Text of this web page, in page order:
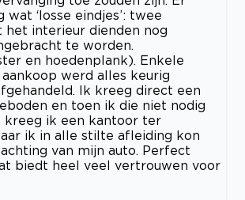
‘losse eindjes’: twee
het interieur dienden nog
te worden.
en hoedenplank). Enkele
werd alles keurig
Ik kreeg direct een
en toen ik die niet nodig
kreeg ik een kantoor ter
ik in alle stilte afleiding kon
van mijn auto. Perfect
biedt heel veel vertrouwen voor